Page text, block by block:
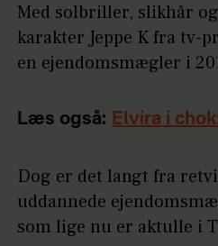
Med solbriller, slikhår
karakter Jeppe K fra tv-
en ejendomsmægler i
Læs også: Elvira i
Dog er det langt fra
uddannede
som lige nu er aktulle i